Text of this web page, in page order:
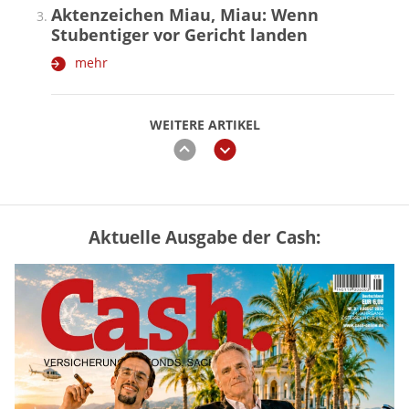
WEITERE ARTIKEL
zurückweiter
Aktenzeichen Miau, Miau: Wenn
Stubentiger vor Gericht landen
mehr
Vermieter-Zutritt: Wann Mieter
die Wohnung öffnen müssen
mehr
Goldpreis erreicht Sieben-Wochen-
Hoch nach schwachen US-Jobdaten
Aktuelle Ausgabe der Cash: